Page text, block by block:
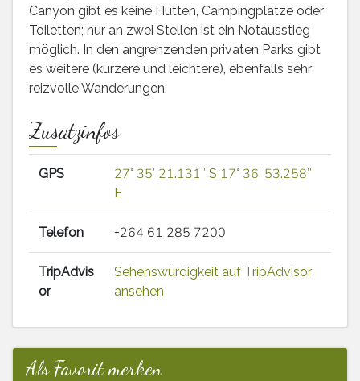
Canyon gibt es keine Hütten, Campingplätze oder
Toiletten; nur an zwei Stellen ist ein Notausstieg
möglich. In den angrenzenden privaten Parks gibt
es weitere (kürzere und leichtere), ebenfalls sehr
reizvolle Wanderungen.
Zusatzinfos
GPS
27° 35′ 21.131″ S 17° 36′ 53.258″
E
Telefon +264 61 285 7200
TripAdvis
or
Sehenswürdigkeit auf TripAdvisor
ansehen
Als Favorit merken